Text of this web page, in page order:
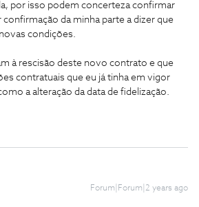
por isso podem concerteza confirmar
da minha parte a dizer que
condições.
à rescisão deste novo contrato e que
contratuais que eu já tinha em vigor
a alteração da data de fidelização.
Forum|Forum|2 years ago